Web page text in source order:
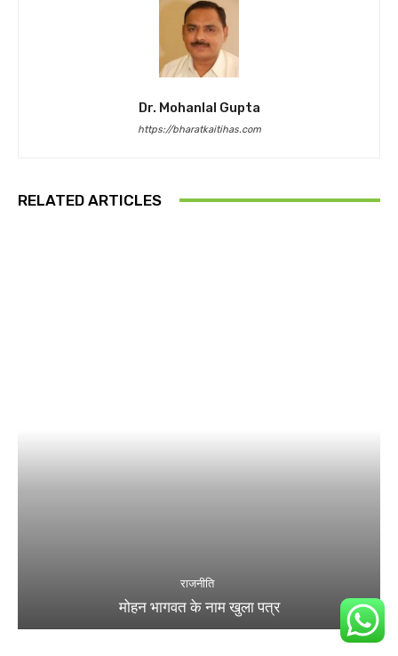
Dr. Mohanlal Gupta
https://bharatkaitihas.com
RELATED ARTICLES
राजनीति
मोहन भागवत के नाम खुला पत्र